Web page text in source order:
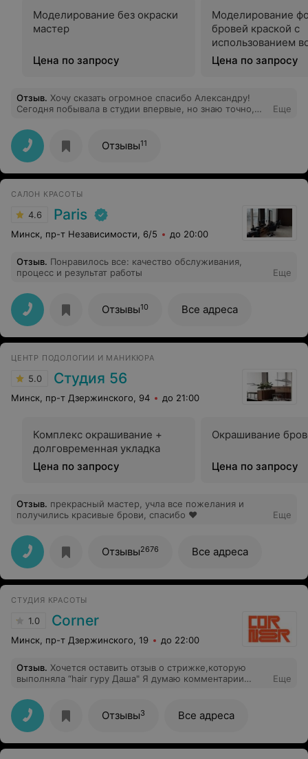
Моделирование без окраски
мастер
Цена по запросу
Моделирование
бровей краской с
использованием
мастер
Цена по запросу
Отзыв. Хочу сказать огромное спасибо Александру!
Сегодня побывала в студии впервые, но знаю точно,
передать словами, насколько точно Александр
подобрал цвет, я даже не очень рассчитывала на такой
результат! Очень аккуратный, внимательный мастер
своего дела! Также хочу сказать огромное спасибо
Федору за то, что в течение уже трех недель
время (маленькие дети и работа — сложно подобрать
время). Но в конце концов мне повезло и я записалась
именно сегодня! Спасибо, ребята!
Еще
Отзывы11
САЛОН КРАСОТЫ
4.6 Paris
Минск, пр-т Независимости, 6/5 до 20:00
Отзыв. Понравилось все: качество обслуживания,
процесс и результат работы
Еще
Отзывы10 Все адреса
ЦЕНТР ПОДОЛОГИИ И МАНИКЮРА
5.0 Студия 56
Минск, пр-т Дзержинского, 94 до 21:00
Комплекс окрашивание +
долговременная укладка
Цена по запросу
Окрашивание
Цена по запросу
Отзыв. прекрасный мастер, учла все пожелания и
получились красивые брови, спасибо ❤️‍
Еще
Отзывы2676 Все адреса
СТУДИЯ КРАСОТЫ
1.0 Corner
Минск, пр-т Дзержинского, 19 до 22:00
Отзыв. Хочется оставить отзыв о стрижке,которую
выполняла “hair гуру Даша" Я думаю комментарии
много слез,ситуацию приняла ,все равно никак не
изменить. Просто не заблуждайтесь людей,что это
«hair гуру » Лет 10 назад в самой дешевой
парикмахерской стригли лучше.
Еще
Отзывы3 Все адреса